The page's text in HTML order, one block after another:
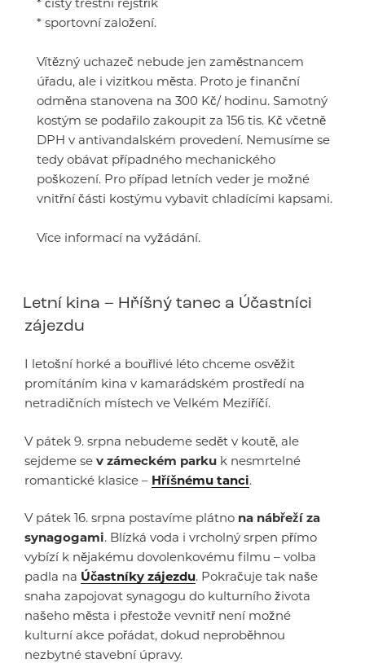
* sportovní založení.
Vítězný uchazeč nebude jen zaměstnancem
úřadu, ale i vizitkou města. Proto je finanční
odměna stanovena na 300 Kč/ hodinu. Samotný
kostým se podařilo zakoupit za 156 tis. Kč včetně
DPH v antivandalském provedení. Nemusíme se
tedy obávat případného mechanického
poškození. Pro případ letních veder je možné
vnitřní části kostýmu vybavit chladícími kapsami.
Více informací na vyžádání.
Letní kina – Hříšný tanec a Účastníci
zájezdu
I letošní horké a bouřlivé léto chceme osvěžit
promítáním kina v kamarádském prostředí na
netradičních místech ve Velkém Meziříčí.
V pátek 9. srpna nebudeme sedět v koutě, ale
sejdeme se v zámeckém parku k nesmrtelné
romantické klasice – Hříšnému tanci.
V pátek 16. srpna postavíme plátno na nábřeží za
synagogami. Blízká voda i vrcholný srpen přímo
vybízí k nějakému dovolenkovému filmu – volba
padla na Účastníky zájezdu. Pokračuje tak naše
snaha zapojovat synagogu do kulturního života
našeho města i přestože vevnitř není možné
kulturní akce pořádat, dokud neproběhnou
nezbytné stavební úpravy.